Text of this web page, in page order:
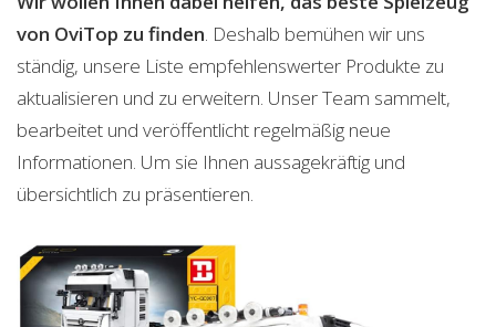
von OviTop zu finden. Deshalb bemühen wir uns
ständig, unsere Liste empfehlenswerter Produkte zu
aktualisieren und zu erweitern. Unser Team sammelt,
bearbeitet und veröffentlicht regelmäßig neue
Informationen. Um sie Ihnen aussagekräftig und
übersichtlich zu präsentieren.